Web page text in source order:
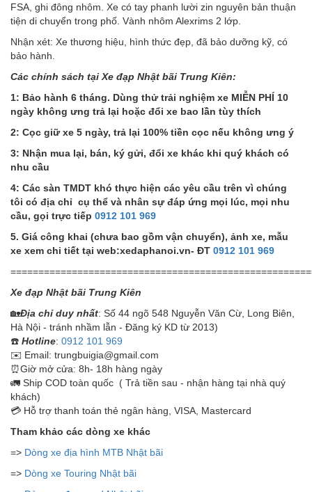
FSA, ghi đông nhôm. Xe có tay phanh lười zin nguyên bản thuận
tiện di chuyển trong phố. Vành nhôm Alexrims 2 lớp.
Nhận xét: Xe thương hiệu, hình thức đẹp, đã bảo dưỡng kỹ, có
bảo hành.
Các chính sách tại Xe đạp Nhật bãi Trung Kiên:
1: Bảo hành 6 tháng. Dùng thử trải nghiệm xe MIỄN PHÍ 10
ngày không ưng trả lại hoặc đổi xe bao lần tùy thích
2: Cọc giữ xe 5 ngày, trả lại 100% tiền cọc nếu không ưng ý
3: Nhận mua lại, bán, ký gửi, đổi xe khác khi quý khách có
nhu cầu
4: Các sàn TMDT khó thực hiện các yêu cầu trên vì chúng
tôi có địa chỉ cụ thể và nhân sự đáp ứng mọi lúc, mọi nhu
cầu, gọi trực tiếp 0912 101 969
5. Giá công khai (chưa bao gồm vận chuyển), ảnh xe, mẫu
xe xem chi tiết tại web:xedaphanoi.vn- ĐT 0912 101 969
Xe đạp Nhật bãi Trung Kiên
🏡Địa chỉ duy nhất: Số 44 ngõ 548 Nguyễn Văn Cừ, Long Biên,
Hà Nội - tránh nhầm lẫn - Đăng ký KD từ 2013)
☎️ Hotline: 0912 101 969
✉️ Email: trungbuigia@gmail.com
⏰Giờ mở cửa: 8h- 18h hàng ngày
🚛 Ship COD toàn quốc ( Trả tiền sau - nhận hàng tại nhà quý
khách)
💳 Hỗ trợ thanh toán thẻ ngân hàng, VISA, Mastercard
Tham khảo các dòng xe khác
=> Dòng xe địa hình MTB Nhật bãi
=> Dòng xe Touring Nhật bãi